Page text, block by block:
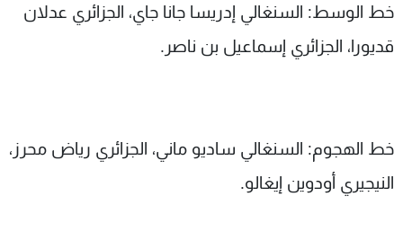
خط الوسط: السنغالي إدريسا جانا جاي، الجزائري عدلان
قديورا، الجزائري إسماعيل بن ناصر.
خط الهجوم: السنغالي ساديو ماني، الجزائري رياض محرز،
النيجيري أودوين إيغالو.